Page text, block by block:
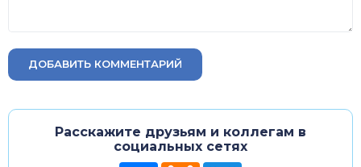
ДОБАВИТЬ КОММЕНТАРИЙ
Расскажите друзьям и коллегам в
социальных сетях